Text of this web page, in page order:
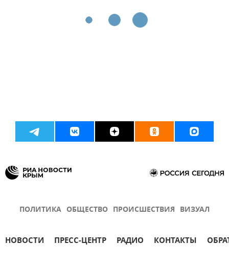
ПОЛИТИКА ОБЩЕСТВО ПРОИСШЕСТВИЯ ВИЗУАЛ
НОВОСТИ ПРЕСС-ЦЕНТР РАДИО КОНТАКТЫ